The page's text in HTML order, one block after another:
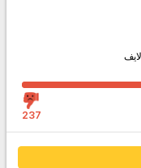
237